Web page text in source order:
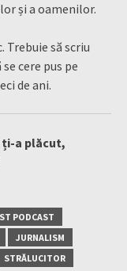
și a oamenilor.
Trebuie să scriu
cere pus pe
de ani.
ți-a plăcut,
PODCAST
JURNALISM
STRĂLUCITOR